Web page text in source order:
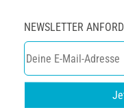
NEWSLETTER